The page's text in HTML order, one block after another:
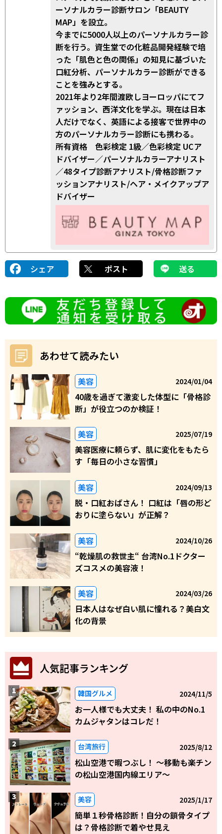
ーソナルカラー診断サロン「BEAUTY
MAP」を設立。
今までに5000人以上のパーソナルカラー診
断を行う。資生堂での化粧品開発経験で培
った「肌色と色の関係」の知見に基づいた
口紅分析、パーソナルカラー診断ができる
ことを強みとする。
2021年より2年間渡欧しヨーロッパにてフ
ァッション、西洋文化を学ぶ。現在は日本
人だけでなく、英語による接客で世界中の
方のパーソナルカラー診断にも携わる。
所有資格 色彩検定 1級／色彩検定 UCア
ドバイザー／パーソナルカラーアナリスト
／48タイプ診断アナリスト/骨格診断ファ
ッションアナリスト/ヘア・メイクアップア
ドバイザー
シェア ポスト 送る
あわせて読みたい
美容 2024/01/04
40歳を過ぎて激変した体型に「骨格診
断」が役立つのか検証！
美容 2025/07/19
美容医療に頼らず、肌に変化をもたら
す「毎日の小さな習慣」
美容 2024/09/13
脱・口紅おばさん！ 口紅は「唇の形ど
おりに塗らない」が正解？
美容 2024/10/26
“乾燥肌の救世主“ 台湾No.1ドクター
ズコスメの美容液！
美容 2024/03/26
日本人はなぜ白い肌に憧れる？美白文
化の背景
人気記事ランキング
韓国グルメ 2024/11/5
お一人様でも大丈夫！ 私の中のNo.1
カムジャタンはコレだ！
台湾旅行 2025/8/12
松山空港で暇つぶし！ 〜移動も楽チン
の松山空港国内線エリア～
美容 2025/1/17
簡単１秒骨格診断！自分の鎖骨タイプ
は？骨格診断で着やせ見え